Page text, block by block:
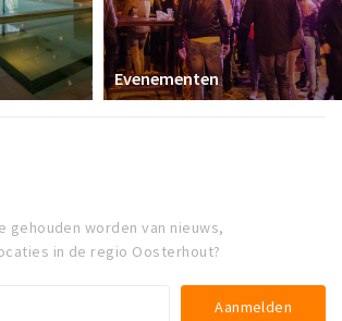
Evenementen
gehouden worden van nieuws,
in de regio Oosterhout?